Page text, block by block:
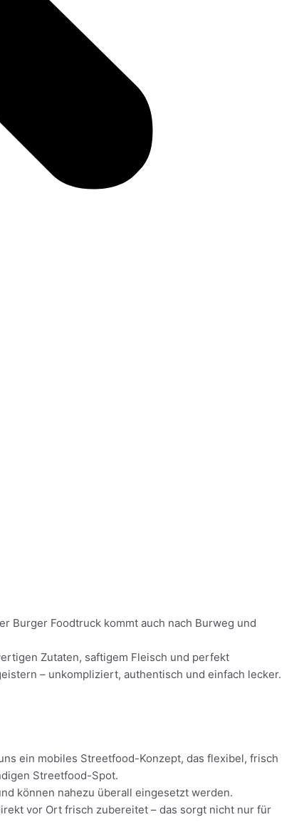
Burger Foodtruck kommt auch nach Burweg und
Zutaten, saftigem Fleisch und perfekt
– unkompliziert, authentisch und einfach lecker.
ein mobiles Streetfood-Konzept, das flexibel, frisch
Streetfood-Spot.
können nahezu überall eingesetzt werden.
vor Ort frisch zubereitet – das sorgt nicht nur für